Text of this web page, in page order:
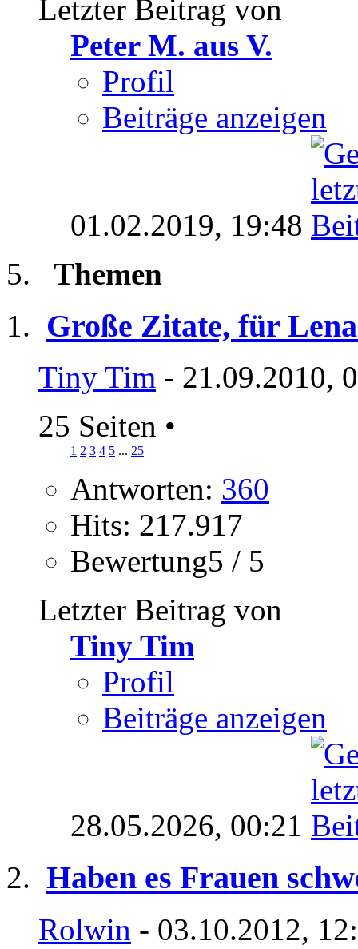
Letzter Beitrag von
Peter M. aus V.
Profil
Beiträge anzeigen
01.02.2019, 19:48
Themen
Große Zitate, für
Tiny Tim - 21.09.2010,
25 Seiten •
1 2 3 4 5 ... 25
Antworten: 360
Hits: 217.917
Bewertung5 / 5
Letzter Beitrag von
Tiny Tim
Profil
Beiträge anzeigen
28.05.2026, 00:21
Haben es Frauen
Rolwin - 03.10.2012,